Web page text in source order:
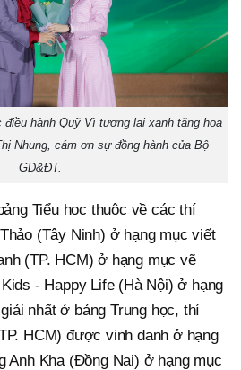
hành Quỹ Vì tương lai xanh tặng hoa
Nhung, cám ơn sự đồng hành của Bộ
GD&ĐT.
Tiểu học thuộc về các thí
(Tây Ninh) ở hạng mục viết
(TP. HCM) ở hạng mục vẽ
- Happy Life (Hà Nội) ở hạng
nhất ở bảng Trung học, thí
HCM) được vinh danh ở hạng
Anh Kha (Đồng Nai) ở hạng mục